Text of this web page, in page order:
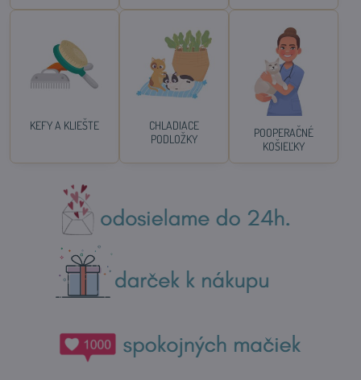
KEFY A KLIEŠTE
CHLADIACE
PODLOŽKY
POOPERAČNÉ
KOŠIEĽKY